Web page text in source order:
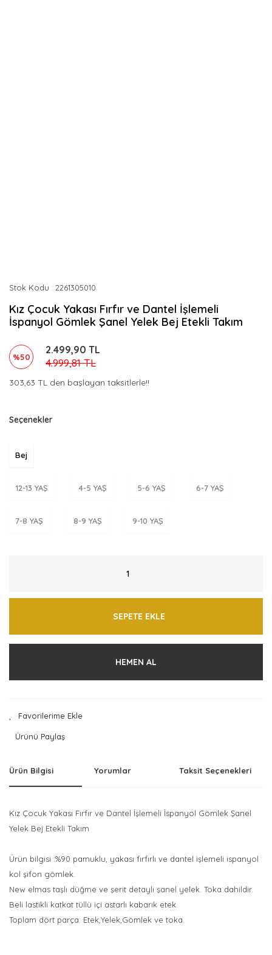
Stok Kodu 2261305010
Kız Çocuk Yakası Fırfır ve Dantel İşlemeli
İspanyol Gömlek Şanel Yelek Bej Etekli Takım
%50
2.499,90 TL
4.999,81 TL
303,63 TL den başlayan taksitlerle!!
Seçenekler
Bej
12-13 YAŞ 4-5 YAŞ 5-6 YAŞ 6-7 YAŞ
7-8 YAŞ 8-9 YAŞ 9-10 YAŞ
SEPETE EKLE
HEMEN AL
Ürünü Paylaş
Ürün Bilgisi Yorumlar Taksit Seçenekleri
Kız Çocuk Yakası Fırfır ve Dantel İşlemeli İspanyol Gömlek Şanel
Yelek Bej Etekli Takım
Ürün bilgisi :%90 pamuklu, yakası fırfırlı ve dantel işlemeli ispanyol
kol şifon gömlek.
New elmas taşlı düğme ve şerit detaylı şanel yelek. Toka dahildir.
Beli lastikli katkat tüllü içi astarlı kabarık etek.
Toplam dört parça: Etek,Yelek,Gömlek ve toka.